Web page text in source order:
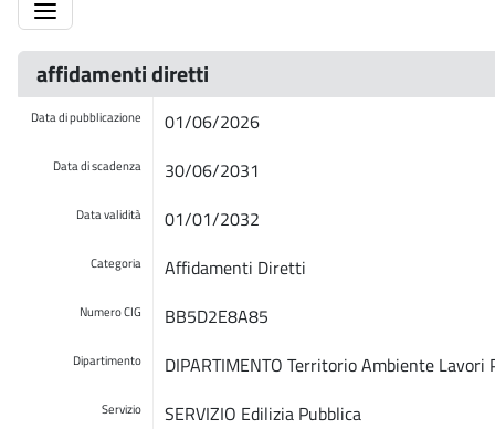
affidamenti diretti
Data di pubblicazione 01/06/2026
Data di scadenza 30/06/2031
Data validità 01/01/2032
Categoria Affidamenti Diretti
Numero CIG BB5D2E8A85
Dipartimento DIPARTIMENTO Territorio Ambiente
Servizio SERVIZIO Edilizia Pubblica